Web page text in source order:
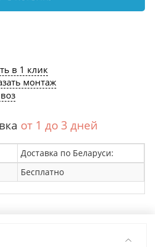
в 1 клик
монтаж
от 1 до 3 дней
Доставка по Беларуси:
Бесплатно